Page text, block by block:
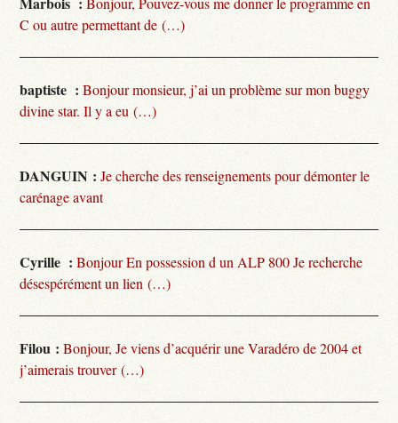
C ou autre permettant de (…)
baptiste : Bonjour monsieur, j’ai un problème sur mon buggy
divine star. Il y a eu (…)
DANGUIN : Je cherche des renseignements pour démonter le
carénage avant
Cyrille : Bonjour En possession d un ALP 800 Je recherche
désespérément un lien (…)
Filou : Bonjour, Je viens d’acquérir une Varadéro de 2004 et
j’aimerais trouver (…)